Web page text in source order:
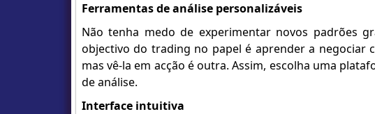
Ferramentas de análise personalizáveis
Não tenha medo de experimentar novos padrões
objectivo do trading no papel é aprender a negociar
mas vê-la em acção é outra. Assim, escolha uma
de análise.
Interface intuitiva